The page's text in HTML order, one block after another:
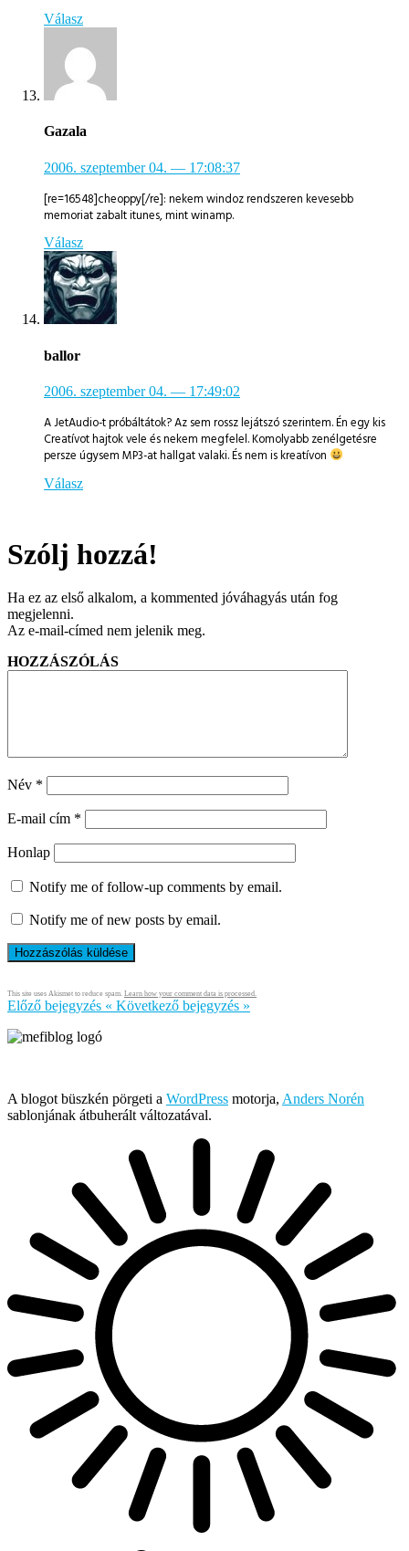
Válasz
Gazala
2006. szeptember 04. — 17:08:37
[re=16548]cheoppy[/re]: nekem windoz rendszeren kevesebb
memoriat zabalt itunes, mint winamp.
Válasz
ballor
2006. szeptember 04. — 17:49:02
A JetAudio-t próbáltátok? Az sem rossz lejátszó szerintem. Én egy kis
Creatívot hajtok vele és nekem megfelel. Komolyabb zenélgetésre
persze úgysem MP3-at hallgat valaki. És nem is kreatívon
Válasz
Szólj hozzá!
Ha ez az első alkalom, a kommented jóváhagyás után fog
megjelenni.
Az e-mail-címed nem jelenik meg.
HOZZÁSZÓLÁS
Név *
E-mail cím *
Honlap
Notify me of follow-up comments by email.
Notify me of new posts by email.
This site uses Akismet to reduce spam. Learn how your comment data is processed.
Előző bejegyzés « Következő bejegyzés »
A blogot büszkén pörgeti a WordPress motorja, Anders Norén
sablonjának átbuherált változatával.